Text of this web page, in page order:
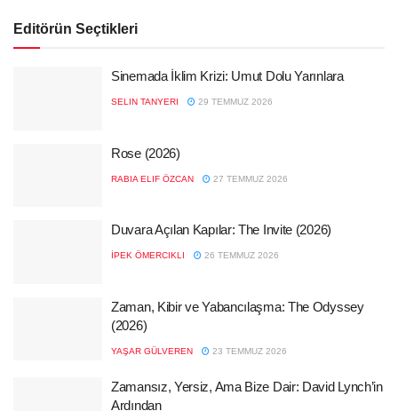
Editörün Seçtikleri
Sinemada İklim Krizi: Umut Dolu Yarınlara
SELIN TANYERI 29 TEMMUZ 2026
Rose (2026)
RABIA ELIF ÖZCAN 27 TEMMUZ 2026
Duvara Açılan Kapılar: The Invite (2026)
İPEK ÖMERCIKLI 26 TEMMUZ 2026
Zaman, Kibir ve Yabancılaşma: The Odyssey
(2026)
YAŞAR GÜLVEREN 23 TEMMUZ 2026
Zamansız, Yersiz, Ama Bize Dair: David Lynch’in
Ardından